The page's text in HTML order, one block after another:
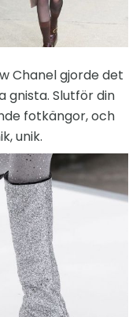
Chanel gjorde det
gnista. Slutför din
fotkängor, och
unik.